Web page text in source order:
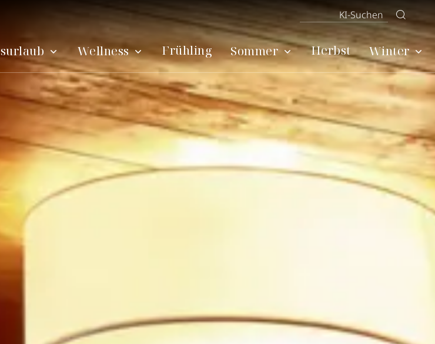
Wellness Frühling Sommer Herbst Winter